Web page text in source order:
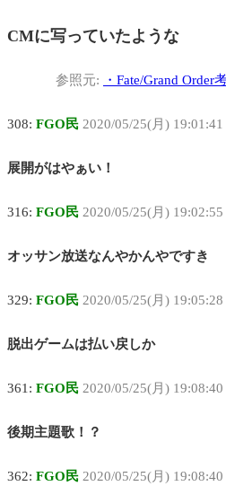
CMに写っていたような
参照元: ・ Fate/Grand Order
308: FGO民 2020/05/25(月)
展開がはやぁい！
316: FGO民 2020/05/25(月)
オッサン放送なんやかんやですき
329: FGO民 2020/05/25(月)
脱出ゲームは払い戻しか
361: FGO民 2020/05/25(月)
後期主題歌！？
362: FGO民 2020/05/25(月)